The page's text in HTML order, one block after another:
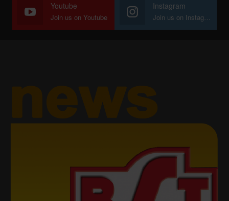
Youtube
Join us on Youtube
Instagram
Join us on Instagram